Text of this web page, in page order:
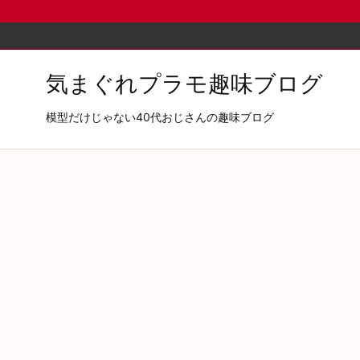
気まぐれプラモ趣味ブログ
模型だけじゃない40代おじさんの趣味ブログ